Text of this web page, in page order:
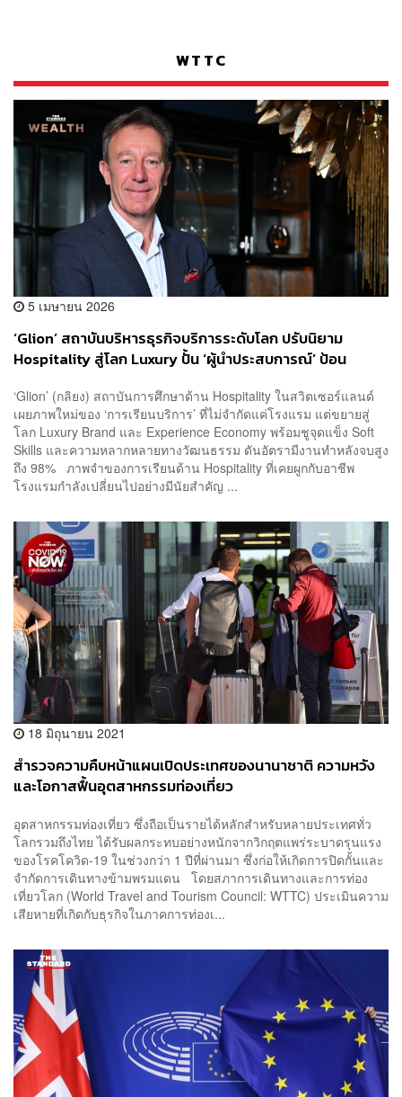
WTTC
5 เมษายน 2026
‘Glion’ สถาบันบริหารธุรกิจบริการระดับโลก ปรับนิยาม
Hospitality สู่โลก Luxury ปั้น ‘ผู้นำประสบการณ์’ ป้อน
‘Glion’ (กลิยง) สถาบันการศึกษาด้าน Hospitality ในสวิตเซอร์แลนด์
เผยภาพใหม่ของ ‘การเรียนบริการ’ ที่ไม่จำกัดแค่โรงแรม แต่ขยายสู่
โลก Luxury Brand และ Experience Economy พร้อมชูจุดแข็ง Soft
Skills และความหลากหลายทางวัฒนธรรม ดันอัตรามีงานทำหลังจบสูง
ถึง 98% ภาพจำของการเรียนด้าน Hospitality ที่เคยผูกกับอาชีพ
โรงแรมกำลังเปลี่ยนไปอย่างมีนัยสำคัญ ...
18 มิถุนายน 2021
สำรวจความคืบหน้าแผนเปิดประเทศของนานาชาติ ความหวัง
และโอกาสฟื้นอุตสาหกรรมท่องเที่ยว
อุตสาหกรรมท่องเที่ยว ซึ่งถือเป็นรายได้หลักสำหรับหลายประเทศทั่ว
โลกรวมถึงไทย ได้รับผลกระทบอย่างหนักจากวิกฤตแพร่ระบาดรุนแรง
ของโรคโควิด-19 ในช่วงกว่า 1 ปีที่ผ่านมา ซึ่งก่อให้เกิดการปิดกั้นและ
จำกัดการเดินทางข้ามพรมแดน โดยสภาการเดินทางและการท่อง
เที่ยวโลก (World Travel and Tourism Council: WTTC) ประเมินความ
เสียหายที่เกิดกับธุรกิจในภาคการท่องเ...